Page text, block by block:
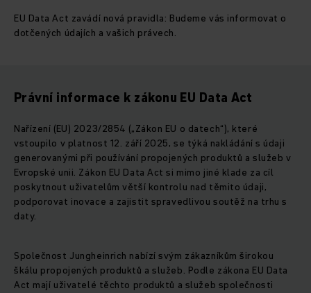
EU Data Act zavádí nová pravidla: Budeme vás informovat o
dotčených údajích a vašich právech.
Právní informace k zákonu EU Data Act
Nařízení (EU) 2023/2854 („Zákon EU o datech“), které
vstoupilo v platnost 12. září 2025, se týká nakládání s údaji
generovanými při používání propojených produktů a služeb v
Evropské unii. Zákon EU Data Act si mimo jiné klade za cíl
poskytnout uživatelům větší kontrolu nad těmito údaji,
podporovat inovace a zajistit spravedlivou soutěž na trhu s
daty.
Společnost Jungheinrich nabízí svým zákazníkům širokou
škálu propojených produktů a služeb. Podle zákona EU Data
Act mají uživatelé těchto produktů a služeb společnosti